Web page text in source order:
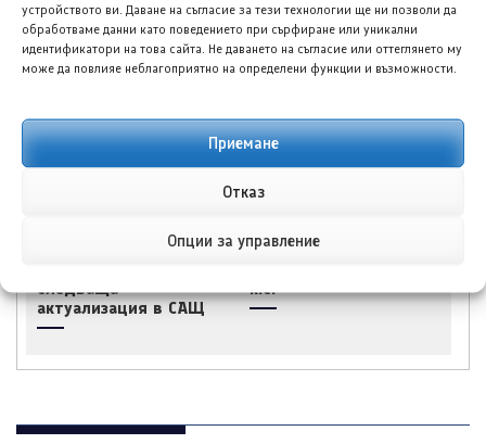
устройството ви. Даване на съгласие за тези технологии ще ни позволи да
обработваме данни като поведението при сърфиране или уникални
идентификатори на това сайта. Не даването на съгласие или оттеглянето му
може да повлияе неблагоприятно на определени функции и възможности.
Приемане
Отказ
Опции за управление
Додж Charger Super
Bee за 2027 г. с повече
мощност и обновено
шаси
Ауди Q8 с ново
поколение след
месеци на несигурност
Форд Експлорър за
следваща
актуализация в САЩ
Додж Charger Super
к.с.